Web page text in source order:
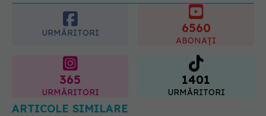
URMĂRITORI 6560
ABONAȚI
365
URMĂRITORI
1401
URMĂRITORI
ARTICOLE SIMILARE